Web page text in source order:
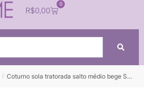
R$0,00
0
/ Coturno sola tratorada salto médio bege SCHUTZ – 35